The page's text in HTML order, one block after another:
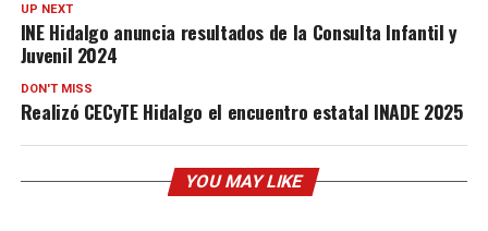
UP NEXT
INE Hidalgo anuncia resultados de la Consulta Infantil y
Juvenil 2024
DON'T MISS
Realizó CECyTE Hidalgo el encuentro estatal INADE 2025
YOU MAY LIKE